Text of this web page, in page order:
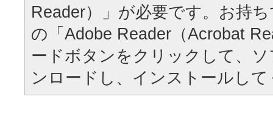
Reader）」が必要です。お持
の「Adobe Reader（Acrobat
ードボタンをクリックして、
ンロードし、インストールし